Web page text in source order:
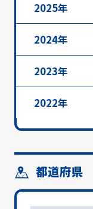
2025年
2024年
2023年
2022年
都道府県